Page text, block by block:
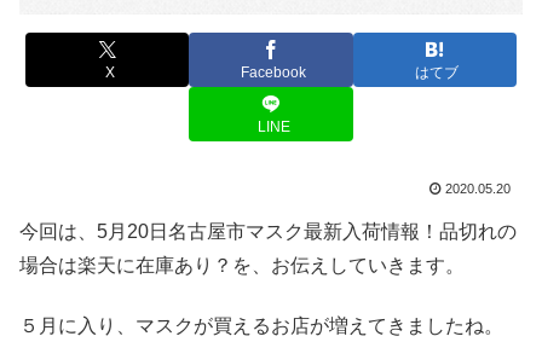
X Facebook はてブ
LINE
2020.05.20
今回は、5月20日名古屋市マスク最新入荷情報！品切れの
場合は楽天に在庫あり？を、お伝えしていきます。
５月に入り、マスクが買えるお店が増えてきましたね。